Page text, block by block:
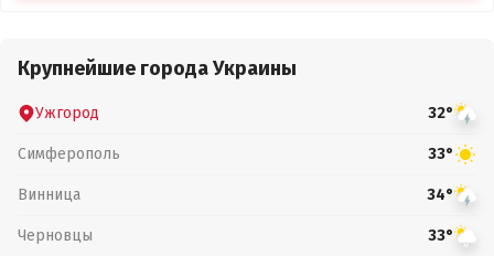
Крупнейшие города Украины
Ужгород 32°
Симферополь 33°
Винница 34°
Черновцы 33°